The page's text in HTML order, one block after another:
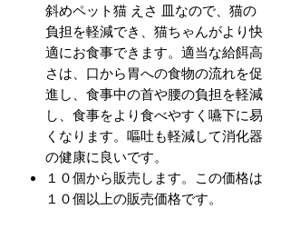
斜めペット猫 えさ 皿なので、猫の
負担を軽減でき、猫ちゃんがより快
適にお食事できます。適当な給餌高
さは、口から胃への食物の流れを促
進し、食事中の首や腰の負担を軽減
し、食事をより食べやすく嚥下に易
くなります。嘔吐も軽減して消化器
の健康に良いです。
１０個から販売します。この価格は
１０個以上の販売価格です。